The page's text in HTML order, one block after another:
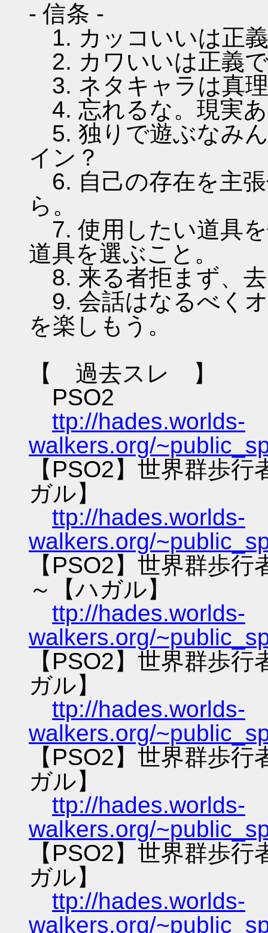
- 信条 -
1. カッコいいは正
2. カワいいは正義
3. ネタキャラは真
4. 忘れるな。現実
5. 独りで遊ぶなみ
イン？
6. 自己の存在を主
ら。
7. 使用したい道具
道具を選ぶこと。
8. 来る者拒まず、
9. 会話はなるべく
を楽しもう。
【 過去スレ 】
PSO2
ttp://hades.worlds-
walkers.org/
【PSO2】世界群歩
ガル】
ttp://hades.worlds-
walkers.org/
【PSO2】世界群歩
～【ハガル】
ttp://hades.worlds-
walkers.org/
【PSO2】世界群歩
ガル】
ttp://hades.worlds-
walkers.org/
【PSO2】世界群歩
ガル】
ttp://hades.worlds-
walkers.org/
【PSO2】世界群歩
ガル】
ttp://hades.worlds-
walkers.org/